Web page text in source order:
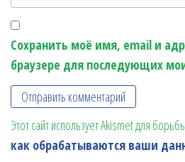
Сохранить моё имя, email и
браузере для последующих
Этот сайт использует Akismet для
как обрабатываются ваши